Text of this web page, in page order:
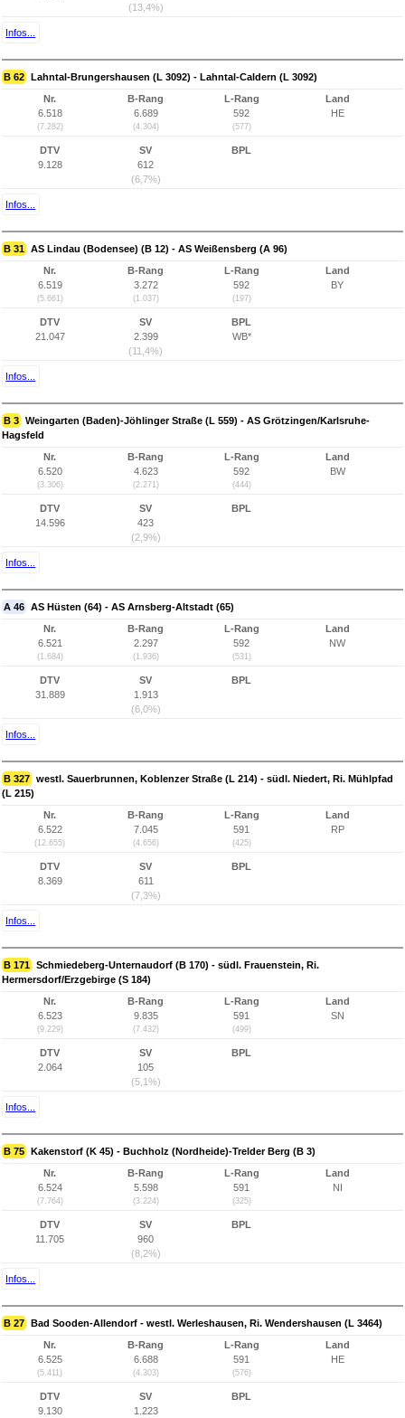
(13,4%)
Infos...
B 62 Lahntal-Brungershausen (L 3092) - Lahntal-Caldern (L 3092)
Nr.
6.518
(7.282)
B-Rang
6.689
(4.304)
L-Rang
592
(577)
Land
HE
DTV
9.128
SV
612
(6,7%)
BPL
Infos...
B 31 AS Lindau (Bodensee) (B 12) - AS Weißensberg (A 96)
Nr.
6.519
(5.661)
B-Rang
3.272
(1.037)
L-Rang
592
(197)
Land
BY
DTV
21.047
SV
2.399
(11,4%)
BPL
WB*
Infos...
B 3 Weingarten (Baden)-Jöhlinger Straße (L 559) - AS Grötzingen/Karlsruhe-
Hagsfeld
Nr.
6.520
(3.306)
B-Rang
4.623
(2.271)
L-Rang
592
(444)
Land
BW
DTV
14.596
SV
423
(2,9%)
BPL
Infos...
A 46 AS Hüsten (64) - AS Arnsberg-Altstadt (65)
Nr.
6.521
(1.684)
B-Rang
2.297
(1.936)
L-Rang
592
(531)
Land
NW
DTV
31.889
SV
1.913
(6,0%)
BPL
Infos...
B 327 westl. Sauerbrunnen, Koblenzer Straße (L 214) - südl. Niedert, Ri. Mühlpfad
(L 215)
Nr.
6.522
(12.655)
B-Rang
7.045
(4.656)
L-Rang
591
(425)
Land
RP
DTV
8.369
SV
611
(7,3%)
BPL
Infos...
B 171 Schmiedeberg-Unternaudorf (B 170) - südl. Frauenstein, Ri.
Hermersdorf/Erzgebirge (S 184)
Nr.
6.523
(9.229)
B-Rang
9.835
(7.432)
L-Rang
591
(499)
Land
SN
DTV
2.064
SV
105
(5,1%)
BPL
Infos...
B 75 Kakenstorf (K 45) - Buchholz (Nordheide)-Trelder Berg (B 3)
Nr.
6.524
(7.764)
B-Rang
5.598
(3.224)
L-Rang
591
(325)
Land
NI
DTV
11.705
SV
960
(8,2%)
BPL
Infos...
B 27 Bad Sooden-Allendorf - westl. Werleshausen, Ri. Wendershausen (L 3464)
Nr.
6.525
(5.411)
B-Rang
6.688
(4.303)
L-Rang
591
(576)
Land
HE
DTV
9.130
SV
1.223
BPL